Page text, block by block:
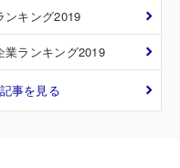
ンキング2019
業ランキング2019
事を見る